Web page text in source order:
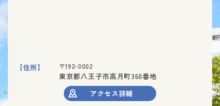
【住所】 〒192-0002
東京都八王子市高月町360番地
アクセス詳細